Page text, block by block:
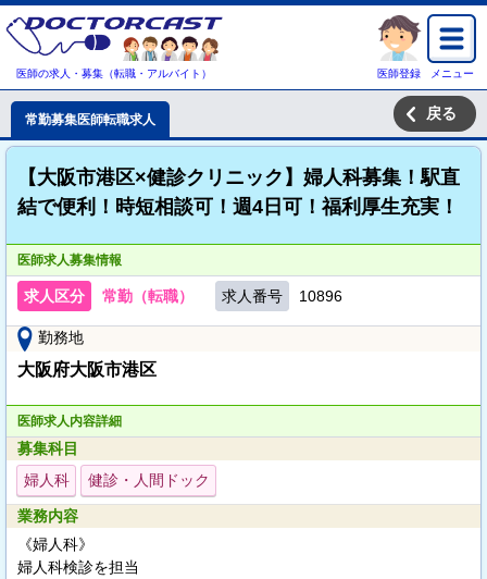
医師の求人・募集（転職・アルバイト） 医師登録 メニュー
常勤募集医師転職求人 戻る
【大阪市港区×健診クリニック】婦人科募集！駅直
結で便利！時短相談可！週4日可！福利厚生充実！
医師求人募集情報
求人区分 常勤（転職） 求人番号 10896
勤務地
大阪府大阪市港区
医師求人内容詳細
募集科目
婦人科
健診・人間ドック
業務内容
《婦人科》
婦人科検診を担当